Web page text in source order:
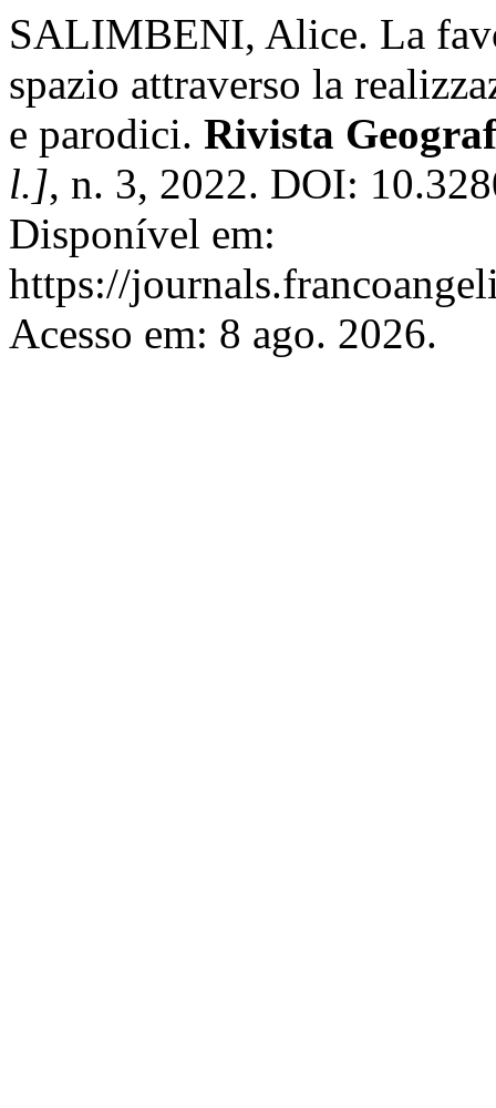
SALIMBENI, Alice. La
spazio attraverso la
e parodici. Rivista
l.], n. 3, 2022. DOI:
Disponível em:
https://
Acesso em: 8 ago. 2026.